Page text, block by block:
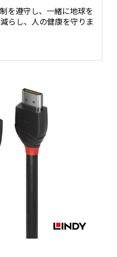
を遵守し、一緒に地球を
らし、人の健康を守りま